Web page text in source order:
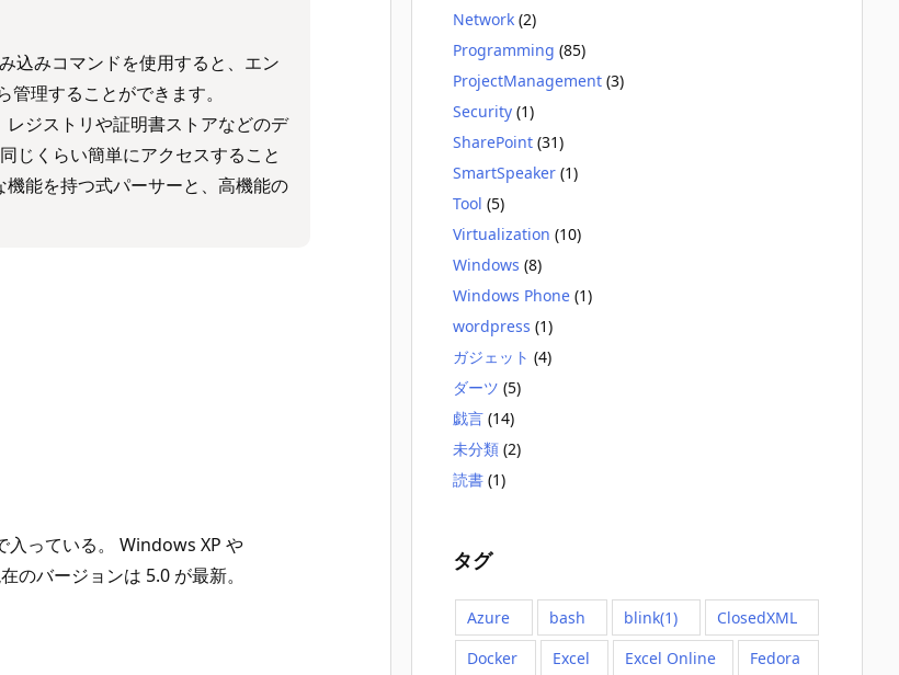
込みコマンドを使用すると、エン
理することができます。
ジストリや証明書ストアなどのデ
じくらい簡単にアクセスすること
能を持つ式パーサーと、高機能の
っている。 Windows XP や
バージョンは 5.0 が最新。
Network (2)
Programming (85)
ProjectManagement (3)
Security (1)
SharePoint (31)
SmartSpeaker (1)
Tool (5)
Virtualization (10)
Windows (8)
Windows Phone (1)
wordpress (1)
ガジェット (4)
ダーツ (5)
戯言 (14)
未分類 (2)
読書 (1)
タグ
Azure bash blink(1)
ClosedXML
Docker
Excel Excel Online
Fedora